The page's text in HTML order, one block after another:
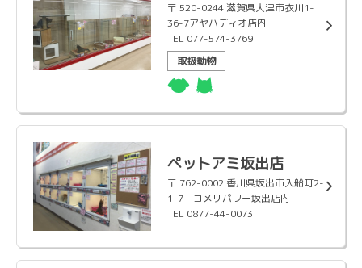
〒 520-0244 滋賀県大津市衣川1-
36-7アヤハディオ店内
TEL 077-574-3769
取扱動物
ペットアミ坂出店
〒 762-0002 香川県坂出市入船町2-
1-7 コメリパワー坂出店内
TEL 0877-44-0073